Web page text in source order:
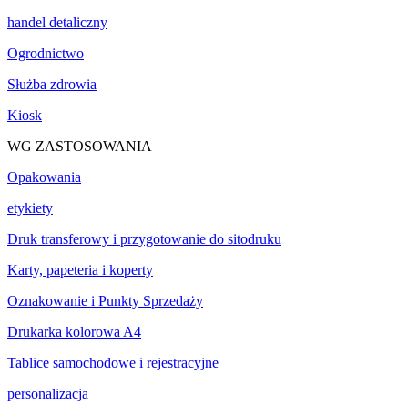
handel detaliczny
Ogrodnictwo
Służba zdrowia
Kiosk
WG ZASTOSOWANIA
Opakowania
etykiety
Druk transferowy i przygotowanie do sitodruku
Karty, papeteria i koperty
Oznakowanie i Punkty Sprzedaży
Drukarka kolorowa A4
Tablice samochodowe i rejestracyjne
personalizacja